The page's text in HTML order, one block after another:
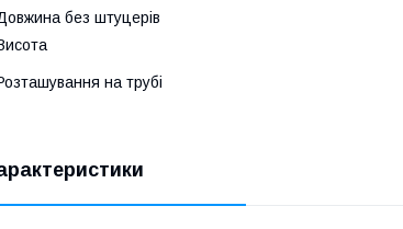
без штуцерів
на трубі